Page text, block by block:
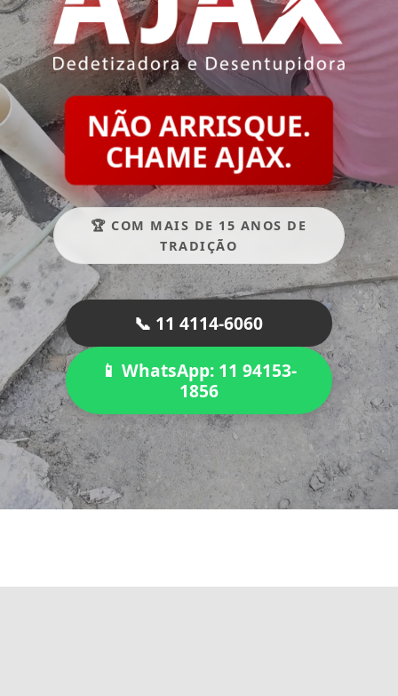
NÃO ARRISQUE.
CHAME AJAX.
🏆 COM MAIS DE 15 ANOS DE
TRADIÇÃO
📞 11 4114-6060
📱 WhatsApp: 11 94153-
1856